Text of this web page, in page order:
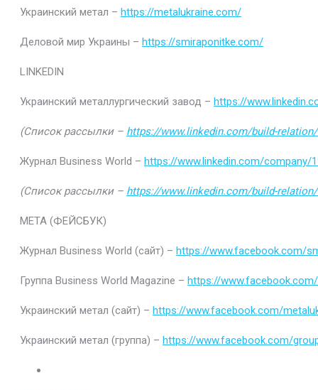
Украинский метал – https://metalukraine.com/
Деловой мир Украины – https://smiraponitke.com/
LINKEDIN
Украинский металлургический завод – https://
(Список рассылки – https://www.linkedin.com/build-
Журнал Business World – https://www.linkedin.com/company/
(Список рассылки – https://www.linkedin.com/build-
МЕТА (ФЕЙСБУК)
Журнал Business World (сайт) – https://www.facebook.com/
Группа Business World Magazine – https://
Украинский метал (сайт) – https://www.facebook.com/
Украинский метал (группа) – https://www.facebook.com/